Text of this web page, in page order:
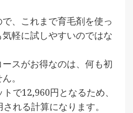
、これまで育毛剤を使っ
軽に試しやすいのではな
スがお得なのは、何も初
。
で12,960円となるため、
れる計算になります。